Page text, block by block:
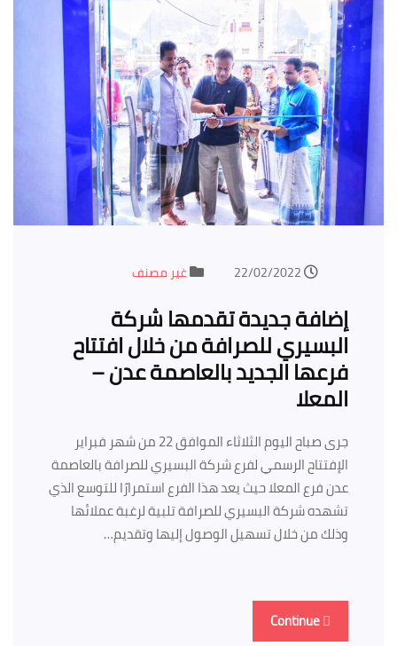
غير مصنف
إضافة جديدة تقدمها شركة
البسيري للصرافة من خلال افتتاح
فرعها الجديد بالعاصمة عدن –
المعلا
جرى صباح اليوم الثلاثاء الموافق 22 من شهر فبراير
الإفتتاح الرسمي لفرع شركة البسيري للصرافة بالعاصمة
عدن فرع المعلا حيث يعد هذا الفرع استمرارًا للتوسع الذي
تشهده شركة البسيري للصرافة تلبية لرغبة عملائها
وذلك من خلال تسهيل الوصول إليها وتقديم…
Continue